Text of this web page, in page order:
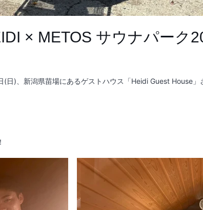
× METOS サウナパーク
日)、新潟県苗場にあるゲストハウス「Heidi Guest House